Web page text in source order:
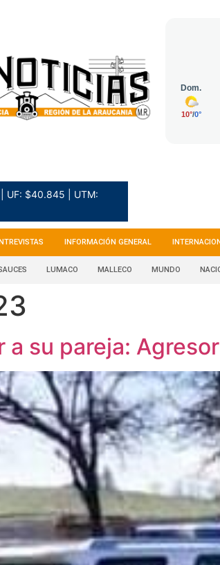
UF: $40.845 | UTM:
INFORMACIÓN GENERAL
LUMACO MALLECO MUNDO
su pareja: